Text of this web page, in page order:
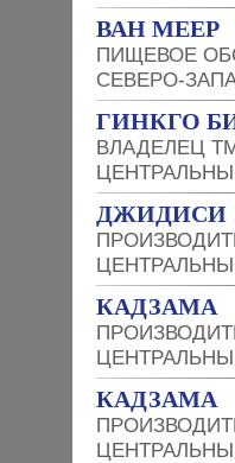
ВАН МЕЕР
ПИЩЕВОЕ
СЕВЕРО-
ГИНКГО
ВЛАДЕЛЕЦ
ДЖИДИСИ
КАДЗАМА
КАДЗАМА